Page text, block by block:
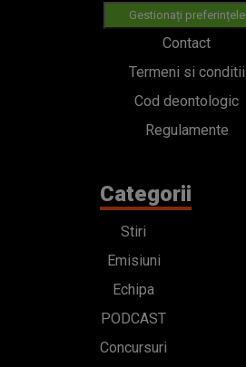
Gestionați preferințele
Contact
Termeni si conditii
Cod deontologic
Regulamente
Categorii
Stiri
Emisiuni
Echipa
PODCAST
Concursuri